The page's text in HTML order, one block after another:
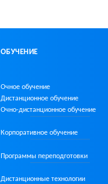
ОБУЧЕНИЕ
Очное обучение
Дистанционное обучение
Очно-дистанционноеобучение
Корпоративное обучение
Программы переподготовки
Дистанционные технологии